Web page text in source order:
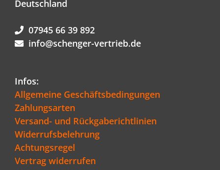
Deutschland
07945 66 39 892
info@schenger-vertrieb.de
Infos:
Allgemeine Geschäftsbedingungen
Zahlungsarten
Versand- und Rückgaberichtlinien
Widerrufsbelehrung
Achtungsregel
Vertrag widerrufen